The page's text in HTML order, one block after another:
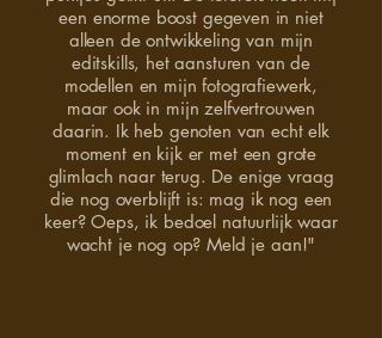
een enorme boost gegeven in niet
alleen de ontwikkeling van mijn
editskills, het aansturen van de
modellen en mijn fotografiewerk,
maar ook in mijn zelfvertrouwen
daarin. Ik heb genoten van echt elk
moment en kijk er met een grote
glimlach naar terug. De enige vraag
die nog overblijft is: mag ik nog een
keer? Oeps, ik bedoel natuurlijk waar
wacht je nog op? Meld je aan!"